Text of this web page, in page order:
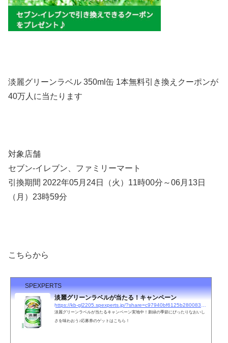
淡麗グリーンラベル 350ml缶 1本無料引き換えクーポンが
40万人に当たります
対象店舗
セブン-イレブン、ファミリーマート
引換期間 2022年05月24日（火）11時00分～06月13日
（月）23時59分
こちらから
SPEXPERTS
淡麗グリーンラベルが当たる！キャンペーン
淡麗グリーンラベルが当たるキャンペーン実地中！新緑の季節にぴったりなおいし
さを味わおう♪応募券のゲットはこちら！